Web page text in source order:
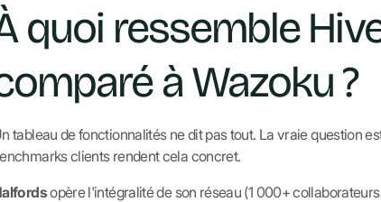
quoi ressemble
à Wazoku ?
tableau de fonctionnalités ne dit pas tout. La vraie question
clients rendent cela concret.
opère l'intégralité de son réseau (1 000+